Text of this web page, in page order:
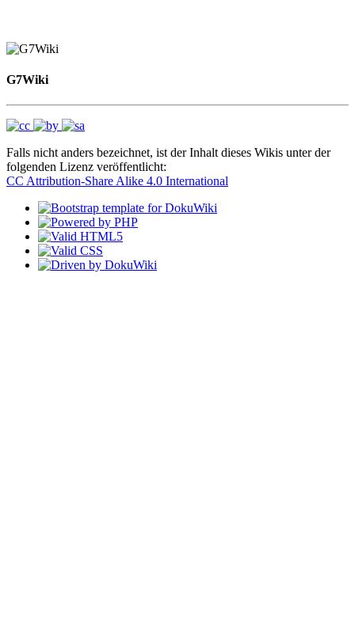
G7Wiki
Falls nicht anders bezeichnet, ist der Inhalt dieses Wikis unter der
folgenden Lizenz veröffentlicht:
CC Attribution-Share Alike 4.0 International